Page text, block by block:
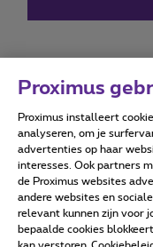
Alle rechten
Proximus
Proximus installeert
analyseren, om je
advertenties op haar
interesses. Ook partners
de Proximus websites
andere websites en
relevant kunnen zijn voor
bepaalde cookies